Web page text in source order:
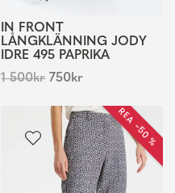
IN FRONT
LÅNGKLÄNNING JODY
IDRE 495 PAPRIKA
1 500kr 750kr
REA −50 %